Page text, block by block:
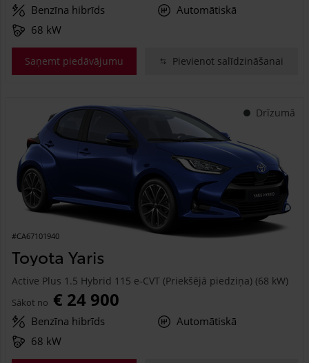
Benzīna hibrīds
Automātiskā
68 kW
Saņemt piedāvājumu Pievienot salīdzināšanai
Drīzumā
#CA67101940
Toyota Yaris
Active Plus 1.5 Hybrid 115 e-CVT (Priekšējā piedziņa) (68 kW)
Sākot no € 24 900
Benzīna hibrīds
Automātiskā
68 kW